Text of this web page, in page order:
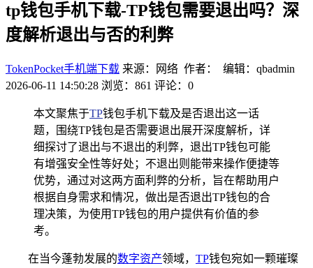
tp钱包手机下载-TP钱包需要退出吗？深
度解析退出与否的利弊
TokenPocket手机端下载 来源：网络 作者： 编辑：qbadmin
2026-06-11 14:50:28 浏览：861 评论：0
本文聚焦于TP钱包手机下载及是否退出这一话
题，围绕TP钱包是否需要退出展开深度解析，详
细探讨了退出与不退出的利弊，退出TP钱包可能
有增强安全性等好处；不退出则能带来操作便捷等
优势，通过对这两方面利弊的分析，旨在帮助用户
根据自身需求和情况，做出是否退出TP钱包的合
理决策，为使用TP钱包的用户提供有价值的参
考。
在当今蓬勃发展的数字资产领域， TP钱包宛如一颗璀璨